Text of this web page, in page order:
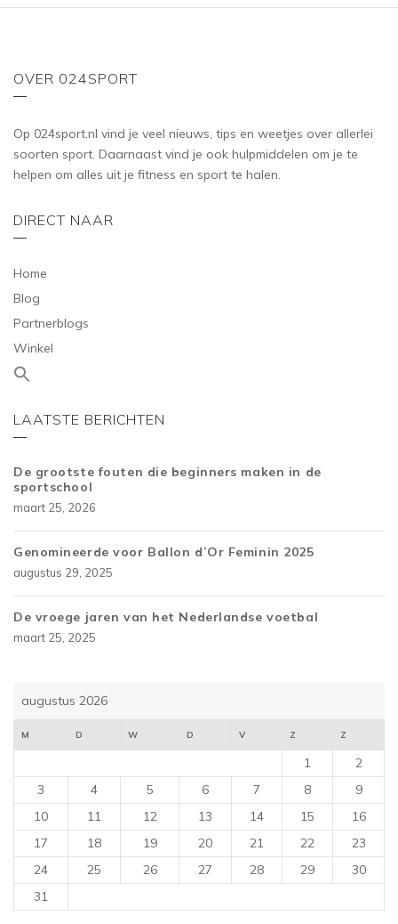
OVER 024SPORT
Op 024sport.nl vind je veel nieuws, tips en weetjes over allerlei
soorten sport. Daarnaast vind je ook hulpmiddelen om je te
helpen om alles uit je fitness en sport te halen.
DIRECT NAAR
Home
Blog
Partnerblogs
Winkel
LAATSTE BERICHTEN
De grootste fouten die beginners maken in de
sportschool
maart 25, 2026
Genomineerde voor Ballon d’Or Feminin 2025
augustus 29, 2025
De vroege jaren van het Nederlandse voetbal
maart 25, 2025
augustus 2026
M D W D V Z Z
1
2
3
4 5 6 7 8
9
10
11 12 13 14 15
16
17
18 19 20 21 22
23
24
25 26 27 28 29
30
31